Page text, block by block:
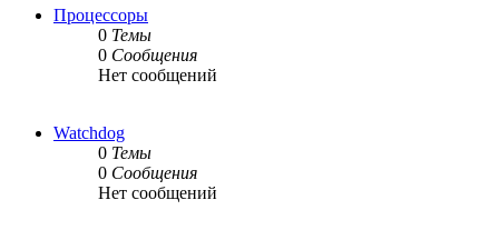
Процессоры
0 Темы
0 Сообщения
Нет сообщений
Watchdog
0 Темы
0 Сообщения
Нет сообщений